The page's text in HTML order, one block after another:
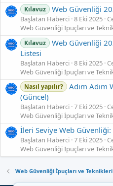
Kılavuz Web Güvenliği
Başlatan Haberci 8 Eki 2025
Web Güvenliği İpuçları ve
Kılavuz
Web Güvenliği
Listesi
Başlatan Haberci 8 Eki 2025
Web Güvenliği İpuçları ve
Nasıl yapılır?
Adım Adım
(Güncel)
Başlatan Haberci 7 Eki 2025
Web Güvenliği İpuçları ve
İleri Seviye Web
Başlatan Haberci 7 Eki 2025
Web Güvenliği İpuçları ve
Web Güvenliği İpuçları ve Teknikleri